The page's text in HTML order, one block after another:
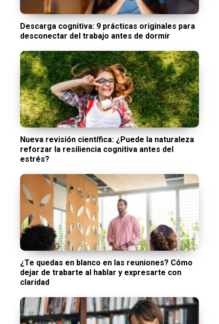
Descarga cognitiva: 9 prácticas originales para
desconectar del trabajo antes de dormir
Nueva revisión científica: ¿Puede la naturaleza
reforzar la resiliencia cognitiva antes del
estrés?
¿Te quedas en blanco en las reuniones? Cómo
dejar de trabarte al hablar y expresarte con
claridad